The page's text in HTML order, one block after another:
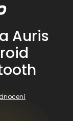
Auris